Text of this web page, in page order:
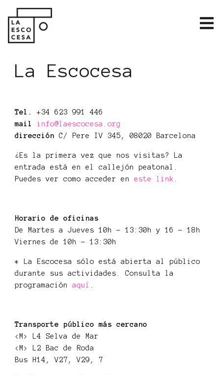
La Escocesa
Tel.
+34 623 991 446
mail info@laescocesa.org
dirección C/ Pere IV 345, 08020 Barcelona
¿Es la primera vez que nos visitas? La
entrada está en el callejón peatonal.
Puedes ver como acceder en este link
Horario de oficinas
De Martes a Jueves 10h - 13:30h y 16 - 18h
Viernes de 10h - 13:30h
* La Escocesa sólo está abierta al público
durante sus actividades. Consulta la
programación aquí
Transporte público más cercano
<M> L4 Selva de Mar
<M> L2 Bac de Roda
Bus H14, V27, V29, 7